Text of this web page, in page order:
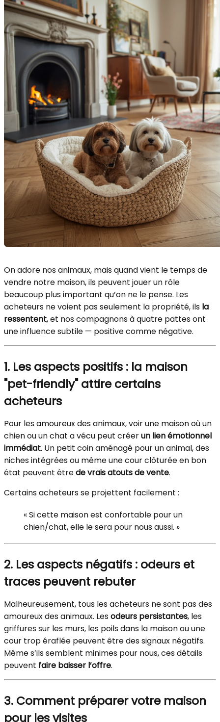
On adore nos animaux, mais quand vient le temps de
vendre notre maison, ils peuvent jouer un rôle
beaucoup plus important qu’on ne le pense. Les
acheteurs ne voient pas seulement la propriété, ils la
ressentent, et nos compagnons à quatre pattes ont
une influence subtile — positive comme négative.
1. Les aspects positifs : la maison
"pet-friendly" attire certains
acheteurs
Pour les amoureux des animaux, voir une maison où un
chien ou un chat a vécu peut créerun lien émotionnel
immédiat. Un petit coin aménagé pour un animal, des
niches intégrées ou même une cour clôturée en bon
état peuvent êtrede vrais atouts de vente.
Certains acheteurs se projettent facilement :
« Si cette maison est confortable pour un
chien/chat, elle le sera pour nous aussi. »
2. Les aspects négatifs : odeurs et
traces peuvent rebuter
Malheureusement, tous les acheteurs ne sont pas des
amoureux des animaux. Lesodeurs persistantes, les
griffures sur les murs, les poils dans la maison ou une
cour trop éraflée peuvent être des signaux négatifs.
Même s’ils semblent minimes pour nous, ces détails
peuvent faire baisser l’offre.
3. Comment préparer votre maison
pour les visites